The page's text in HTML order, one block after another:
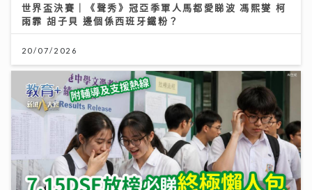
世界盃決賽｜《聲秀》冠亞季軍人馬都愛睇波 馮熙燮 柯
雨霏 胡子貝 邊個係西班牙鐵粉？
20/07/2026